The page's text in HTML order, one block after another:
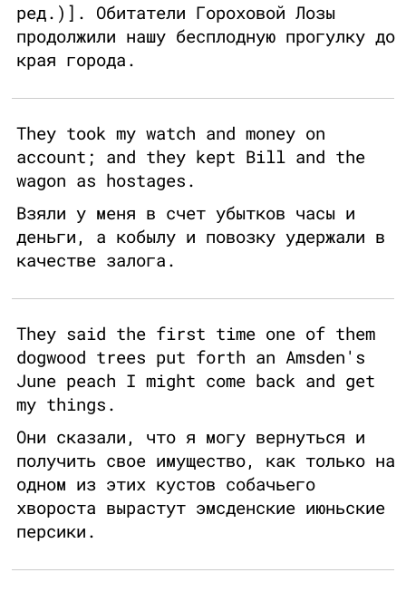
ред.)]. Обитатели Гороховой Лозы
продолжили нашу бесплодную прогулку до
края города.
They took my watch and money on
account; and they kept Bill and the
wagon as hostages.
Взяли у меня в счет убытков часы и
деньги, а кобылу и повозку удержали в
качестве залога.
They said the first time one of them
dogwood trees put forth an Amsden's
June peach I might come back and get
my things.
Они сказали, что я могу вернуться и
получить свое имущество, как только на
одном из этих кустов собачьего
хвороста вырастут эмсденские июньские
персики.